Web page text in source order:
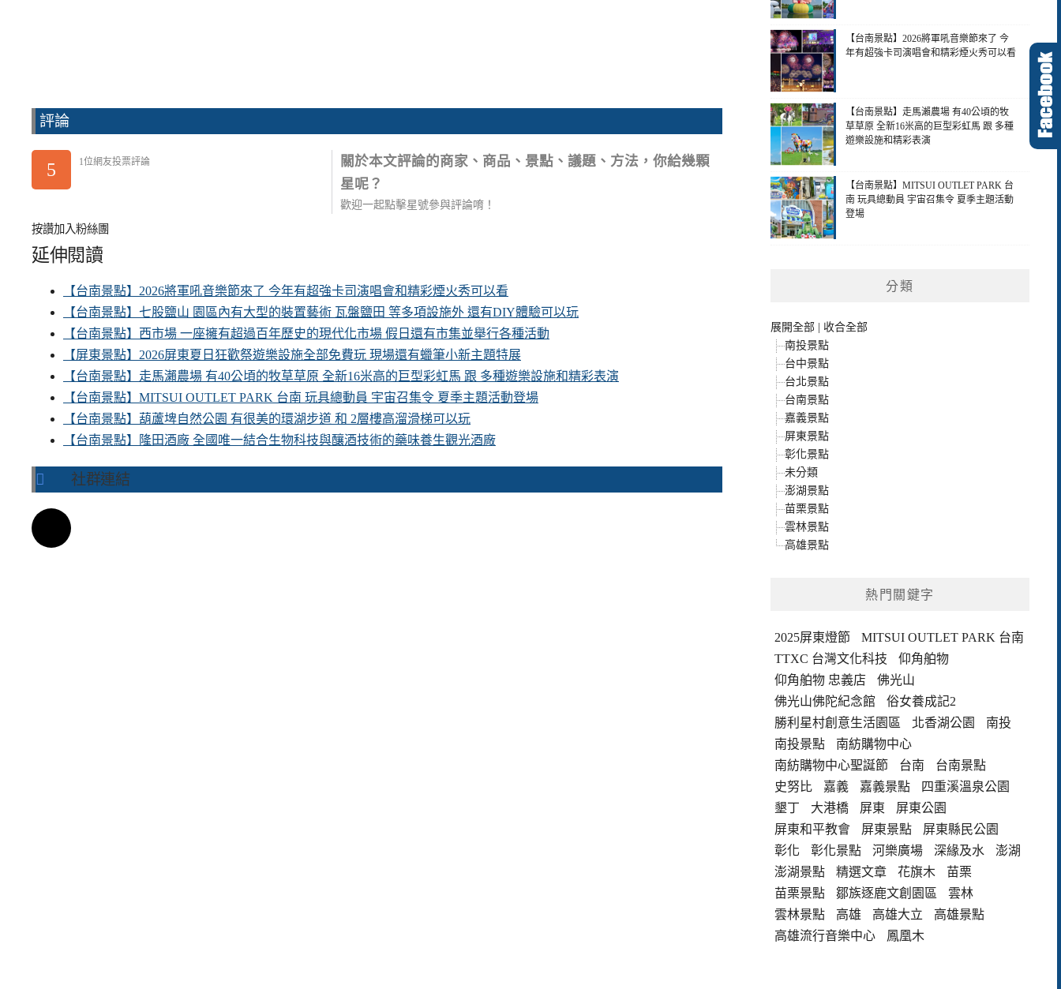
評論
5 1位網友投票評論
關於本文評論的商家、商品、景點、議題、方法，你給幾顆
星呢？
歡迎一起點擊星號參與評論唷！
按讚加入粉絲團
延伸閱讀
【台南景點】2026將軍吼音樂節來了 今年有超強卡司演唱會和精彩煙火秀可以看
【台南景點】七股鹽山 園區內有大型的裝置藝術 瓦盤鹽田 等多項設施外 還有DIY體驗可以玩
【台南景點】西市場 一座擁有超過百年歷史的現代化市場 假日還有市集並舉行各種活動
【屏東景點】2026屏東夏日狂歡祭遊樂設施全部免費玩 現場還有蠟筆小新主題特展
【台南景點】走馬瀨農場 有40公頃的牧草草原 全新16米高的巨型彩虹馬 跟 多種遊樂設施和精彩表演
【台南景點】MITSUI OUTLET PARK 台南 玩具總動員 宇宙召集令 夏季主題活動登場
【台南景點】葫蘆埤自然公園 有很美的環湖步道 和 2層樓高溜滑梯可以玩
【台南景點】隆田酒廠 全國唯一結合生物科技與釀酒技術的藥味養生觀光酒廠
社群連結
【台南景點】2026將軍吼音樂節來了 今
年有超強卡司演唱會和精彩煙火秀可以看
【台南景點】走馬瀨農場 有40公頃的牧
草草原 全新16米高的巨型彩虹馬 跟 多種
遊樂設施和精彩表演
【台南景點】MITSUI OUTLET PARK 台
南 玩具總動員 宇宙召集令 夏季主題活動
登場
分類
展開全部
收合全部
南投景點
台中景點
台北景點
台南景點
嘉義景點
屏東景點
彰化景點
未分類
澎湖景點
苗栗景點
雲林景點
高雄景點
熱門關鍵字
2025屏東燈節
MITSUI OUTLET PARK 台南
TTXC 台灣文化科技
仰角舶物
仰角舶物 忠義店
佛光山
佛光山佛陀紀念館
俗女養成記2
勝利星村創意生活園區
北香湖公園
南投
南投景點
南紡購物中心
南紡購物中心聖誕節
台南
台南景點
史努比
嘉義 嘉義景點
四重溪溫泉公園
墾丁
大港橋 屏東
屏東公園
屏東和平教會
屏東景點
屏東縣民公園
彰化
彰化景點 河樂廣場 深緣及水
澎湖
澎湖景點
精選文章 花旗木
苗栗
苗栗景點
鄒族逐鹿文創園區
雲林
雲林景點
高雄 高雄大立
高雄景點
高雄流行音樂中心
鳳凰木